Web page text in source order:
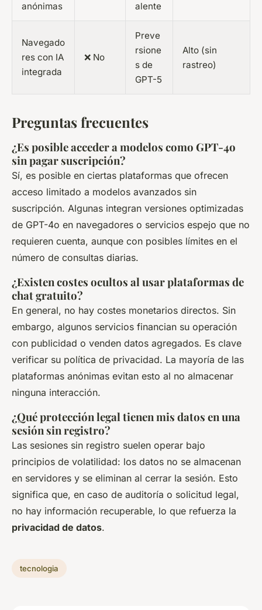
anónimas
alente
Navegado
res con IA
integrada
❌ No
Preve
rsione
s de
GPT-5
Alto (sin
rastreo)
Preguntas frecuentes
¿Es posible acceder a modelos como GPT-4o
sin pagar suscripción?
Sí, es posible en ciertas plataformas que ofrecen
acceso limitado a modelos avanzados sin
suscripción. Algunas integran versiones optimizadas
de GPT-4o en navegadores o servicios espejo que no
requieren cuenta, aunque con posibles límites en el
número de consultas diarias.
¿Existen costes ocultos al usar plataformas de
chat gratuito?
En general, no hay costes monetarios directos. Sin
embargo, algunos servicios financian su operación
con publicidad o venden datos agregados. Es clave
verificar su política de privacidad. La mayoría de las
plataformas anónimas evitan esto al no almacenar
ninguna interacción.
¿Qué protección legal tienen mis datos en una
sesión sin registro?
Las sesiones sin registro suelen operar bajo
principios de volatilidad: los datos no se almacenan
en servidores y se eliminan al cerrar la sesión. Esto
significa que, en caso de auditoría o solicitud legal,
no hay información recuperable, lo que refuerza la
privacidad de datos.
tecnologia